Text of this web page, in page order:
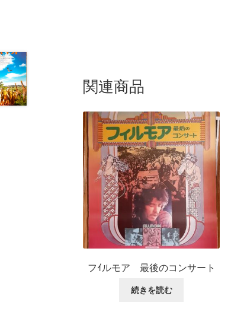
関連商品
フｲルモア 最後のコンサート
続きを読む